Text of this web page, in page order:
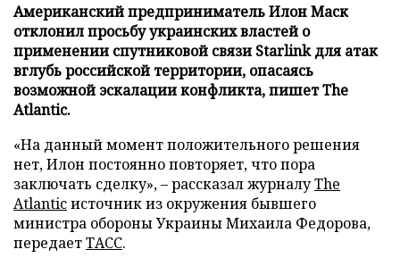
Американский предприниматель Илон Маск
отклонил просьбу украинских властей о
применении спутниковой связи Starlink для атак
вглубь российской территории, опасаясь
возможной эскалации конфликта, пишет The
Atlantic.
«На данный момент положительного решения
нет, Илон постоянно повторяет, что пора
заключать сделку», – рассказал журналуThe
Atlanticисточник из окружения бывшего
министра обороны Украины Михаила Федорова,
передаетТАСС.